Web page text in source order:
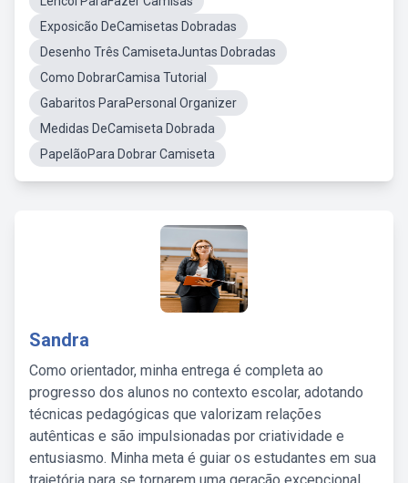
Exposicão DeCamisetas Dobradas
Desenho Três CamisetaJuntas Dobradas
Como DobrarCamisa Tutorial
Gabaritos ParaPersonal Organizer
Medidas DeCamiseta Dobrada
PapelãoPara Dobrar Camiseta
Sandra
Como orientador, minha entrega é completa ao
progresso dos alunos no contexto escolar, adotando
técnicas pedagógicas que valorizam relações
autênticas e são impulsionadas por criatividade e
entusiasmo. Minha meta é guiar os estudantes em sua